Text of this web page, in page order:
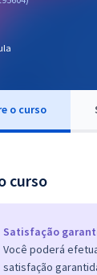
o curso
curso
Satisfação
Você poderá
satisfação